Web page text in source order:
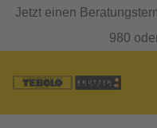
Jetzt einen
980